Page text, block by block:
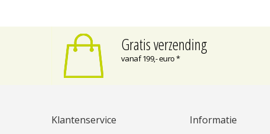
Gratis verzending
vanaf 199,- euro *
Klantenservice Informatie